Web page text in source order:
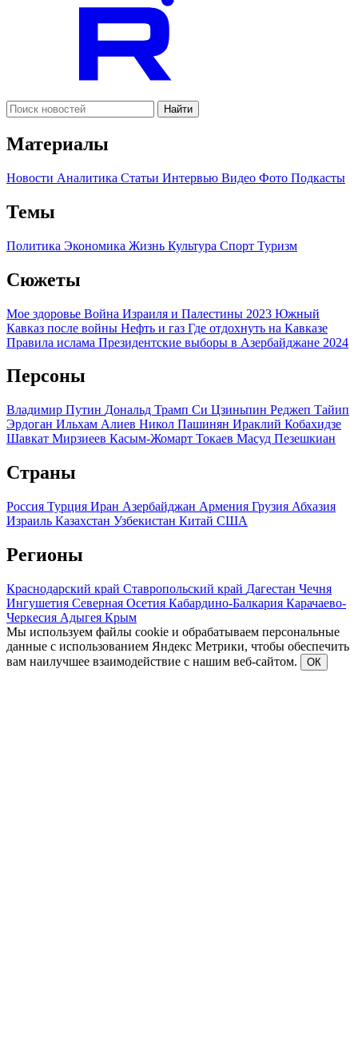
Найти
Материалы
Новости Аналитика Статьи Интервью Видео Фото Подкасты
Темы
Политика Экономика Жизнь Культура Спорт Туризм
Сюжеты
Мое здоровье Война Израиля и Палестины 2023 Южный
Кавказ после войны Нефть и газ Где отдохнуть на Кавказе
Правила ислама Президентские выборы в Азербайджане 2024
Персоны
Владимир Путин Дональд Трамп Си Цзиньпин Реджеп Тайип
Эрдоган Ильхам Алиев Никол Пашинян Ираклий Кобахидзе
Шавкат Мирзиеев Касым-Жомарт Токаев Масуд Пезешкиан
Страны
Россия Турция Иран Азербайджан Армения Грузия Абхазия
Израиль Казахстан Узбекистан Китай США
Регионы
Краснодарский край Ставропольский край Дагестан Чечня
Ингушетия Северная Осетия Кабардино-Балкария Карачаево-
Черкесия Адыгея Крым
Мы используем файлы cookie и обрабатываем персональные
данные с использованием Яндекс Метрики, чтобы обеспечить
вам наилучшее взаимодействие с нашим веб-сайтом.
ОК